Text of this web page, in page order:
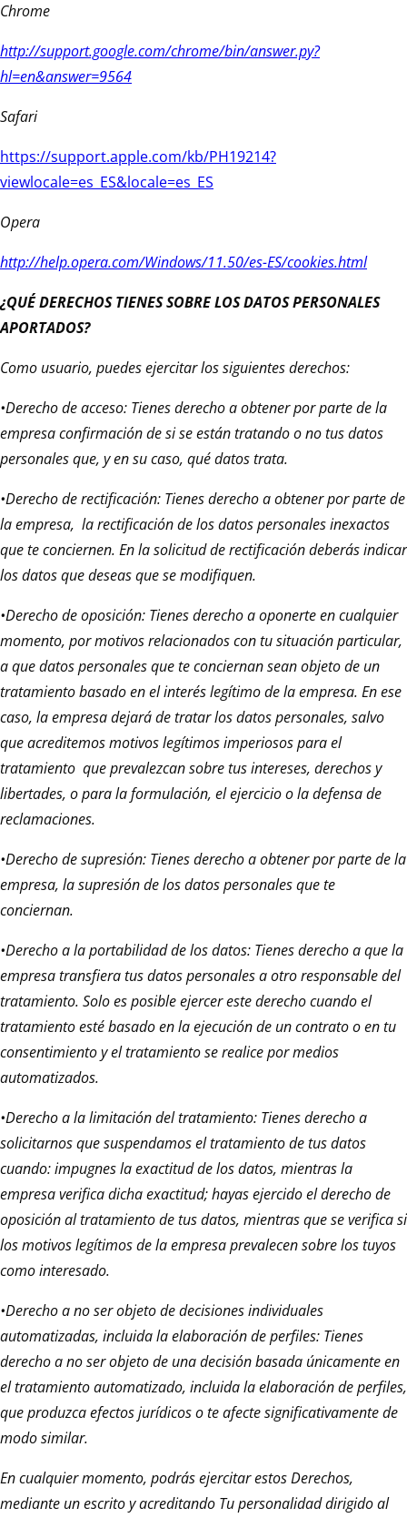
Chrome
http://support.google.com/chrome/bin/answer.py?
hl=en&answer=9564
Safari
https://support.apple.com/kb/PH19214?
viewlocale=es_ES&locale=es_ES
Opera
http://help.opera.com/Windows/11.50/es-ES/cookies.html
¿QUÉ DERECHOS TIENES SOBRE LOS DATOS PERSONALES
APORTADOS?
Como usuario, puedes ejercitar los siguientes derechos:
•Derecho de acceso: Tienes derecho a obtener por parte de la
empresa confirmación de si se están tratando o no tus datos
personales que, y en su caso, qué datos trata.
•Derecho de rectificación: Tienes derecho a obtener por parte de
la empresa, la rectificación de los datos personales inexactos
que te conciernen. En la solicitud de rectificación deberás indicar
los datos que deseas que se modifiquen.
•Derecho de oposición: Tienes derecho a oponerte en cualquier
momento, por motivos relacionados con tu situación particular,
a que datos personales que te conciernan sean objeto de un
tratamiento basado en el interés legítimo de la empresa. En ese
caso, la empresa dejará de tratar los datos personales, salvo
que acreditemos motivos legítimos imperiosos para el
tratamiento que prevalezcan sobre tus intereses, derechos y
libertades, o para la formulación, el ejercicio o la defensa de
reclamaciones.
•Derecho de supresión: Tienes derecho a obtener por parte de la
empresa, la supresión de los datos personales que te
conciernan.
•Derecho a la portabilidad de los datos: Tienes derecho a que la
empresa transfiera tus datos personales a otro responsable del
tratamiento. Solo es posible ejercer este derecho cuando el
tratamiento esté basado en la ejecución de un contrato o en tu
consentimiento y el tratamiento se realice por medios
automatizados.
•Derecho a la limitación del tratamiento: Tienes derecho a
solicitarnos que suspendamos el tratamiento de tus datos
cuando: impugnes la exactitud de los datos, mientras la
empresa verifica dicha exactitud; hayas ejercido el derecho de
oposición al tratamiento de tus datos, mientras que se verifica si
los motivos legítimos de la empresa prevalecen sobre los tuyos
como interesado.
•Derecho a no ser objeto de decisiones individuales
automatizadas, incluida la elaboración de perfiles: Tienes
derecho a no ser objeto de una decisión basada únicamente en
el tratamiento automatizado, incluida la elaboración de perfiles,
que produzca efectos jurídicos o te afecte significativamente de
modo similar.
En cualquier momento, podrás ejercitar estos Derechos,
mediante un escrito y acreditando Tu personalidad dirigido al